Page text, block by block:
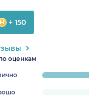
оценкам
progress:
+ 150